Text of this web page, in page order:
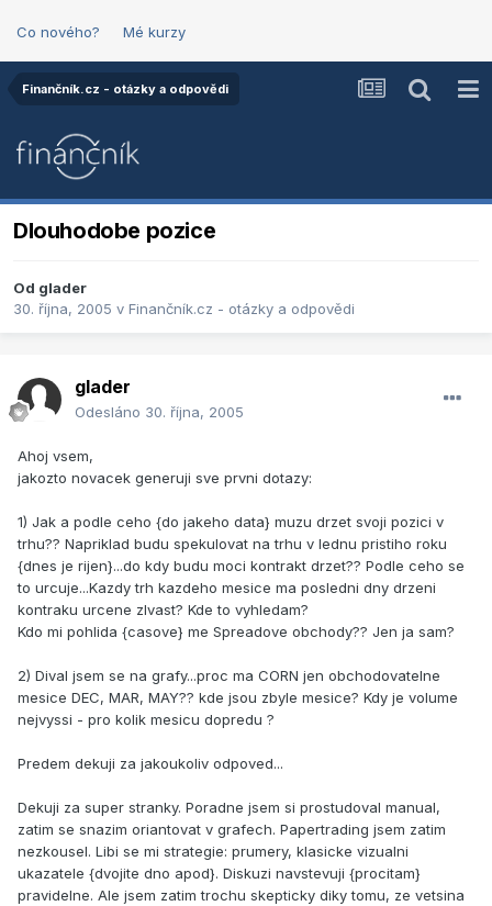
Co nového? Mé kurzy
Finančník.cz - otázky a odpovědi
Dlouhodobe pozice
Od glader
30. října, 2005 v Finančník.cz - otázky a odpovědi
glader
Odesláno 30. října, 2005
Ahoj vsem,
jakozto novacek generuji sve prvni dotazy:
1) Jak a podle ceho {do jakeho data} muzu drzet svoji pozici v
trhu?? Napriklad budu spekulovat na trhu v lednu pristiho roku
{dnes je rijen}...do kdy budu moci kontrakt drzet?? Podle ceho se
to urcuje...Kazdy trh kazdeho mesice ma posledni dny drzeni
kontraku urcene zlvast? Kde to vyhledam?
Kdo mi pohlida {casove} me Spreadove obchody?? Jen ja sam?
2) Dival jsem se na grafy...proc ma CORN jen obchodovatelne
mesice DEC, MAR, MAY?? kde jsou zbyle mesice? Kdy je volume
nejvyssi - pro kolik mesicu dopredu ?
Predem dekuji za jakoukoliv odpoved...
Dekuji za super stranky. Poradne jsem si prostudoval manual,
zatim se snazim oriantovat v grafech. Papertrading jsem zatim
nezkousel. Libi se mi strategie: prumery, klasicke vizualni
ukazatele {dvojite dno apod}. Diskuzi navstevuji {procitam}
pravidelne. Ale jsem zatim trochu skepticky diky tomu, ze vetsina